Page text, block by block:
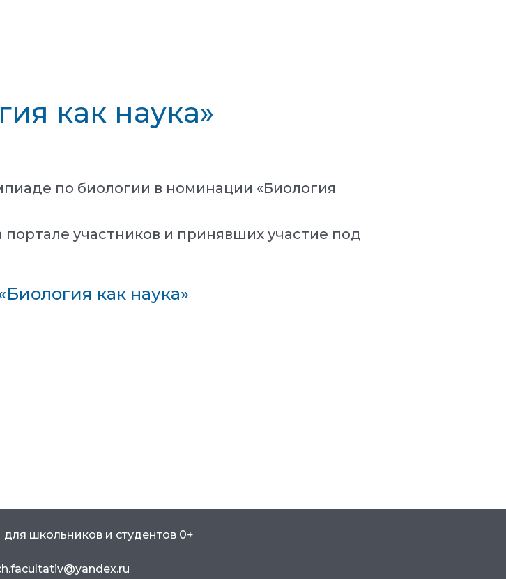
как наука»
по биологии в номинации «Биология
участников и принявших участие под
как наука»
школьников и студентов 0+